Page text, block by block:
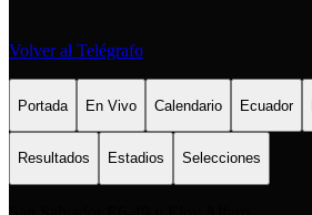
Volver al Telégrafo
Portada En Vivo Calendario Ecuador
Resultados Estadios Selecciones